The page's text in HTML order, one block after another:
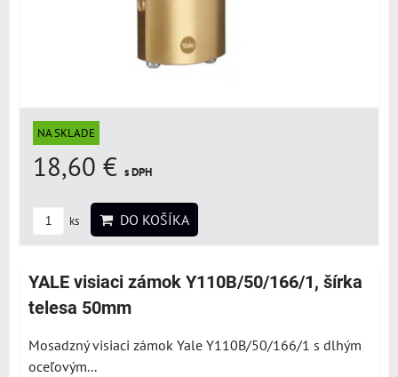
NA SKLADE
18,60 € s DPH
ks DO KOŠÍKA
YALE visiaci zámok Y110B/50/166/1, šírka
telesa 50mm
Mosadzný visiaci zámok Yale Y110B/50/166/1 s dlhým
oceľovým...